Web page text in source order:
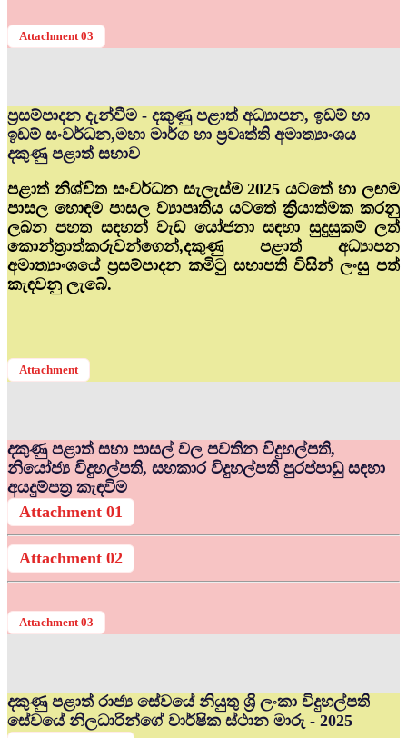
Attachment 03
ප්‍රසම්පාදන දැන්වීම - දකුණු පළාත් අධ්‍යාපන, ඉඩම් හා
ඉඩම් සංවර්ධන,මහා මාර්ග හා ප්‍රවෘත්ති අමාත්‍යාංශය
දකුණු පළාත් සභාව
පළාත් නිශ්චිත සංවර්ධන සැලැස්ම 2025 යටතේ හා ලඟම
පාසල හොඳම පාසල ව්‍යාපෘතිය යටතේ ක්‍රියාත්මක කරනු
ලබන පහත සඳහන් වැඩ යෝජනා සඳහා සුදුසුකම් ලත්
කොන්ත්‍රාත්කරුවන්ගෙන්,දකුණු පළාත් අධ්‍යාපන
අමාත්‍යාංශයේ ප්‍රසම්පාදන කමිටු සභාපති විසින් ලංසු පත්
කැඳවනු ලැබේ.
Attachment
දකුණු පළාත් සභා පාසල් වල පවතින විදුහල්පති,
නියෝජ්‍ය විදුහල්පති, සහකාර විදුහල්පති පුරප්පාඩු සඳහා
අයදුම්පත්‍ර කැඳවිම
Attachment 01
Attachment 02
Attachment 03
දකුණු පළාත් රාජ්‍ය සේවයේ නියුතු ශ්‍රි ලංකා විදුහල්පති
සේවයේ නිලධාරින්ගේ වාර්ෂික ස්ථාන මාරු - 2025